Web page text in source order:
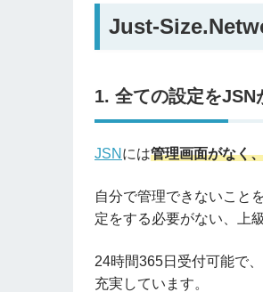
Just-
1. 全ての設定をJSN
JSN には管理画面がなく
自分で管理できないこと
定をする必要がない、上
24時間365日受付可能で
充実しています。